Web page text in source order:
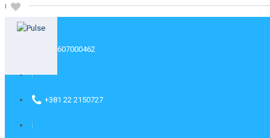
Više
+381607000462
|
+381 22 2150727
|